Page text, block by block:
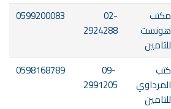
مكتب
هونست
للتامين
02-
2924288
0599200083
كتب
المرداوي
للتامين
09-
2991205
0598168789